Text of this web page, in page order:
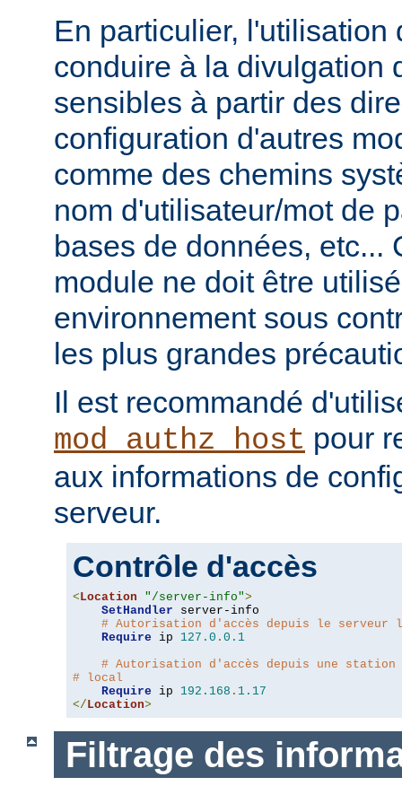
En particulier, l'utilisation
conduire à la divulgation
sensibles à partir des
configuration d'autres
comme des chemins
nom d'utilisateur/mot de
bases de données, etc...
module ne doit être
environnement sous
les plus grandes
Il est recommandé
mod_authz_host pour
aux informations de
serveur.
Contrôle d'accès
< Location "/server-info">
SetHandler server-info
# Autorisation d'accès depuis le serveur
Require ip 127.0 . 0.1
# Autorisation d'accès depuis une
# local
Require ip 192.168 . 1.17
</ Location>
Filtrage des